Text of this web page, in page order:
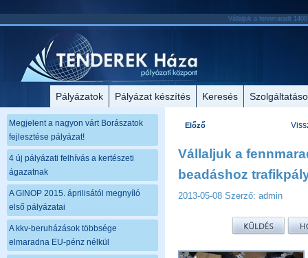
Vállaljuk a fennmaradt
Pályázatok Pályázat készítés Keresés
Megjelent a nagyon várt Borászatok
fejlesztése pályázat!
4 új pályázati felhívás a kertészeti
ágazatnak
A GINOP 2015. áprilisától megnyíló
első pályázatai
A kkv-beruházások többsége
elmaradna EU-pénz nélkül
Előző
Vállaljuk a
beadáshoz
2013-05-08 Szerző: admin